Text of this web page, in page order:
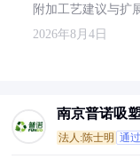
附加工艺建议与扩
2026年8月4日
南京普诺吸
法人:陈士明 通